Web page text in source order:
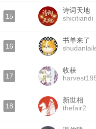
15
诗词天地
shicitiandi
16
书单来了
17
收获
18
新世相
thefair2